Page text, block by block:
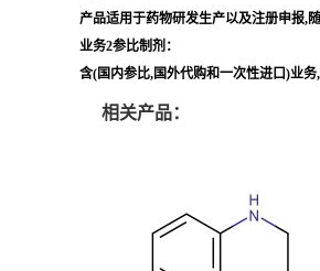
产品适用于药物研发生产以及注册申报,
业务2参比制剂：
含(国内参比,国外代购和一次性进口)业
相关产品：